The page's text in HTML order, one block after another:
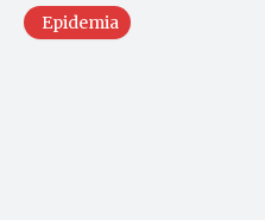
Epidemia